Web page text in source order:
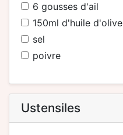
6 gousses d'ail
150ml d'huile d'olive
sel
poivre
Ustensiles